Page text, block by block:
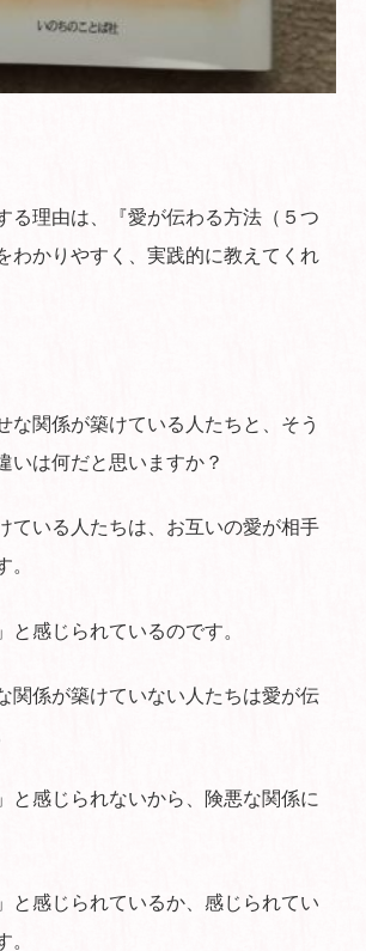
る理由は、『愛が伝わる方法（５つ
わかりやすく、実践的に教えてくれ
な関係が築けている人たちと、そう
いは何だと思いますか？
ている人たちは、お互いの愛が相手
。
と感じられているのです。
関係が築けていない人たちは愛が伝
と感じられないから、険悪な関係に
と感じられているか、感じられてい
。